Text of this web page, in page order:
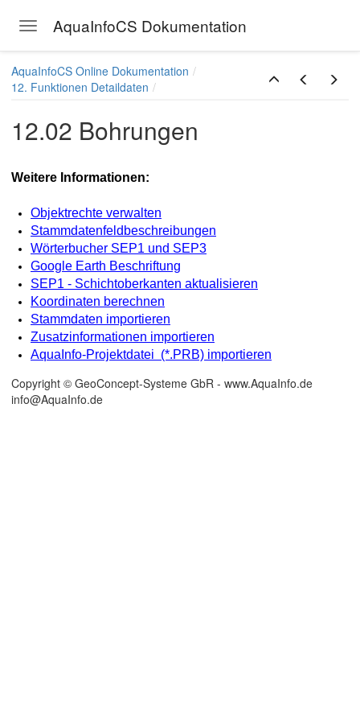
Toggle navigation
AquaInfoCS Dokumentation
AquaInfoCS Online Dokumentation
12. Funktionen Detaildaten
12.02 Bohrungen
Weitere Informationen:
Objektrechte verwalten
Stammdatenfeldbeschreibungen
Wörterbucher SEP1 und SEP3
Google Earth Beschriftung
SEP1 - Schichtoberkanten aktualisieren
Koordinaten berechnen
Stammdaten importieren
Zusatzinformationen importieren
AquaInfo-Projektdatei (*.PRB) importieren
Copyright © GeoConcept-Systeme GbR - www.AquaInfo.de
info@AquaInfo.de